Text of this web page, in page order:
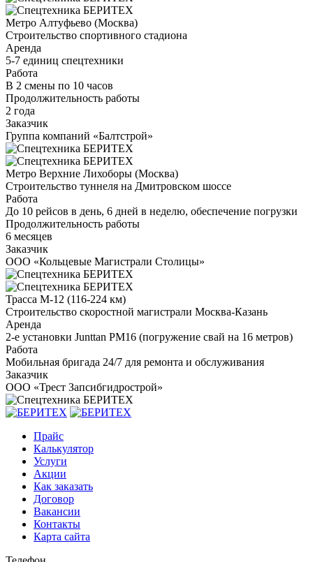
Метро Алтуфьево (Москва)
Строительство спортивного стадиона
Аренда
5-7 единиц спецтехники
Работа
В 2 смены по 10 часов
Продолжительность работы
2 года
Заказчик
Группа компаний «Балтстрой»
Метро Верхние Лихоборы (Москва)
Строительство туннеля на Дмитровском шоссе
Работа
До 10 рейсов в день, 6 дней в неделю, обеспечение погрузки
Продолжительность работы
6 месяцев
Заказчик
ООО «Кольцевые Магистрали Столицы»
Трасса М-12 (116-224 км)
Строительство скоростной магистрали Москва-Казань
Аренда
2-е установки Junttan PM16 (погружение свай на 16 метров)
Работа
Мобильная бригада 24/7 для ремонта и обслуживания
Заказчик
ООО «Трест Запсибгидрострой»
Прайс
Калькулятор
Услуги
Акции
Как заказать
Договор
Вакансии
Контакты
Карта сайта